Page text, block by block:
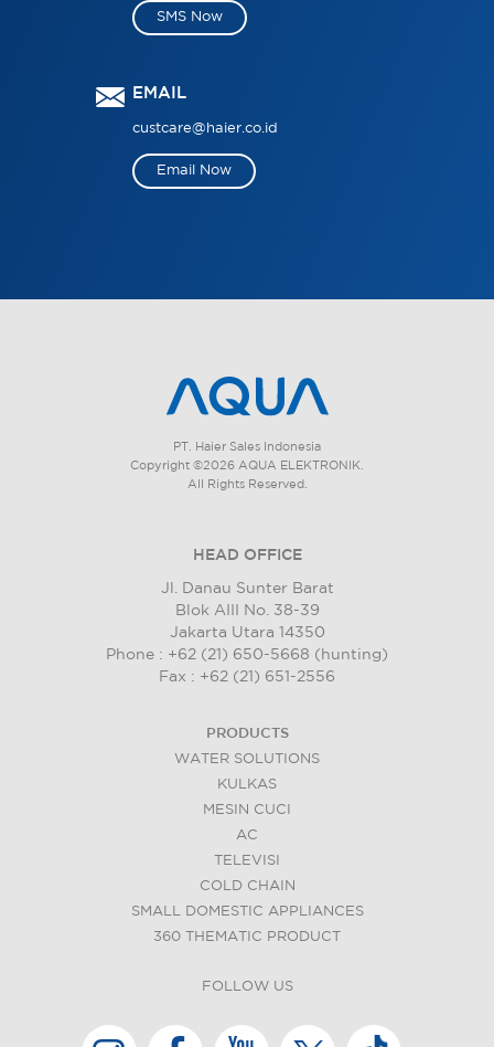
SMS Now
EMAIL
custcare@haier.co.id
Email Now
PT. Haier Sales Indonesia
Copyright ©2026 AQUA ELEKTRONIK.
All Rights Reserved.
HEAD OFFICE
Jl. Danau Sunter Barat
Blok AIII No. 38-39
Jakarta Utara 14350
Phone : +62 (21) 650-5668 (hunting)
Fax : +62 (21) 651-2556
PRODUCTS
WATER SOLUTIONS
KULKAS
MESIN CUCI
AC
TELEVISI
COLD CHAIN
SMALL DOMESTIC APPLIANCES
360 THEMATIC PRODUCT
FOLLOW US